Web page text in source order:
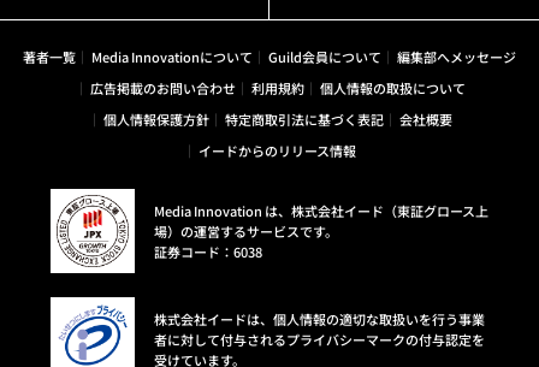
著者一覧 Media Innovationについて Guild会員について
編集部へメッセージ
広告掲載のお問い合わせ
利用規約
個人情報の取扱について
個人情報保護方針
特定商取引法に基づく表記
会社概要
イードからのリリース情報
Media Innovation は、株式会社イード（東証グロース上
場）の運営するサービスです。
証券コード：6038
株式会社イードは、個人情報の適切な取扱いを行う事業
者に対して付与されるプライバシーマークの付与認定を
受けています。